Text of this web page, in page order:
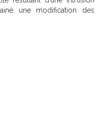
une modification des